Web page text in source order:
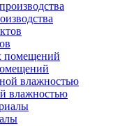
влажностью